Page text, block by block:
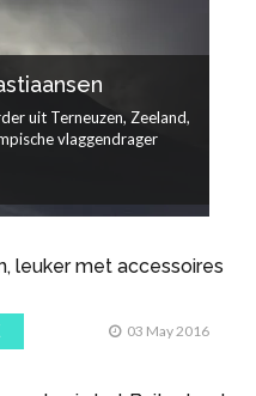
uit Terneuzen, Zeeland,
vlaggendrager
leuker met accessoires
03 May 2016